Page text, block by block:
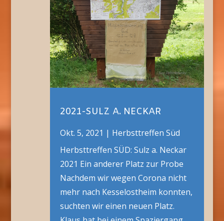
2021-SULZ A. NECKAR
Okt. 5, 2021 | Herbsttreffen Süd
Herbsttreffen SÜD: Sulz a. Neckar
2021 Ein anderer Platz zur Probe
Nachdem wir wegen Corona nicht
mehr nach Kesselostheim konnten,
suchten wir einen neuen Platz.